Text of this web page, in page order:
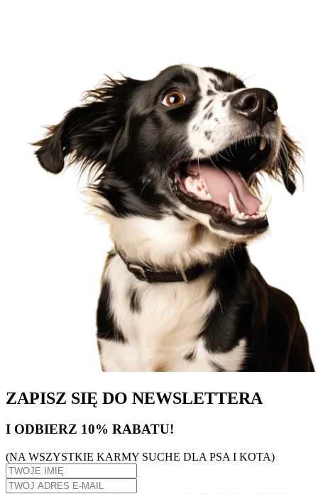
ZAPISZ SIĘ DO NEWSLETTERA
I ODBIERZ 10% RABATU!
(NA WSZYSTKIE KARMY SUCHE DLA PSA I KOTA)